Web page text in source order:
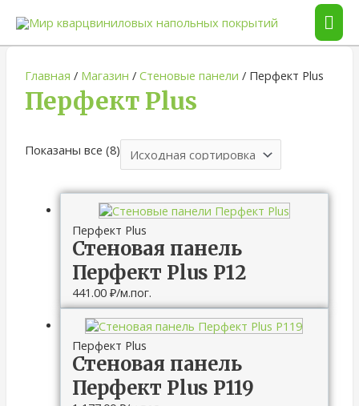
Главная / Магазин / Стеновые панели / Перфект Plus
Перфект Plus
Показаны все (8)
Перфект Plus
Стеновая панель
Перфект Plus P12
441.00 ₽/м.пог.
Перфект Plus
Стеновая панель
Перфект Plus P119